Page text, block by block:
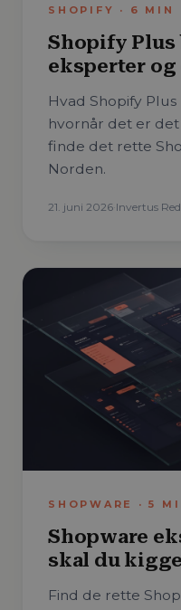
SHOPIFY · 6 MIN
Shopify Plus
eksperter og
Hvad Shopify
hvornår det er
finde det rette
Norden.
21. juni 2026 Invertus
SHOPWARE ·5
Shopware
skal du
Find de rette